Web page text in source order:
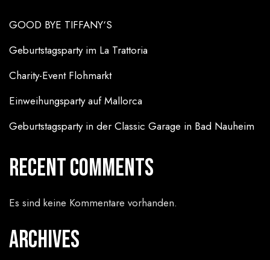
GOOD BYE TIFFANY‘S
Geburtstagsparty im La Trattoria
Charity-Event Flohmarkt
Einweihungsparty auf Mallorca
Geburtstagsparty in der Classic Garage in Bad Nauheim
Recent Comments
Es sind keine Kommentare vorhanden.
Archives